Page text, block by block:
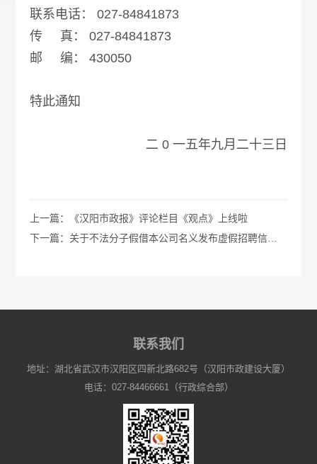
联系电话： 027-84841873
传 真： 027-84841873
邮 编： 430050
特此通知
二 0 一五年九月二十三日
上一篇：《汉阳市政报》评论栏目《观点》上线啦
联系我们
地址：湖北省武汉市汉阳区四新北路682号（汉阳市政建设大厦）
电话：027-84466661（行政综合部）